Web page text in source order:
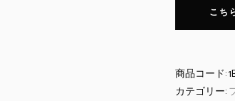
こち
商品コード:
カテゴリー: